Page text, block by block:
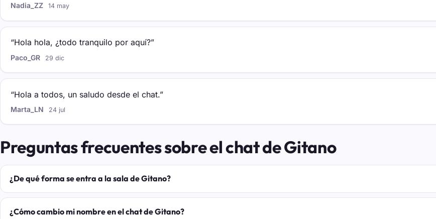
Nadia_ZZ 14 may
“Hola hola, ¿todo tranquilo por aquí?”
Paco_GR 29 dic
“Hola a todos, un saludo desde el chat.”
Marta_LN 24 jul
Preguntas frecuentes sobre el chat de Gitano
¿De qué forma se entra a la sala de Gitano?
¿Cómo cambio mi nombre en el chat de Gitano?